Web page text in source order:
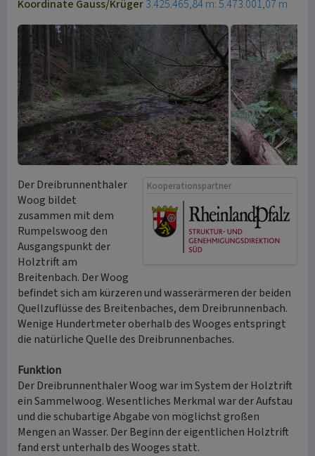
Koordinate Gauss/Krüger3.425.465,84 m: 5.473.001,07 m
Kooperationspartner
Der Dreibrunnenthaler
Woog bildet
zusammen mit dem
Rumpelswoog den
Ausgangspunkt der
Holztrift am
Breitenbach. Der Woog
befindet sich am kürzeren und wasserärmeren der beiden
Quellzuflüsse des Breitenbaches, dem Dreibrunnenbach.
Wenige Hundertmeter oberhalb des Wooges entspringt
die natürliche Quelle des Dreibrunnenbaches.
Funktion
Der Dreibrunnenthaler Woog war im System der Holztrift
ein Sammelwoog. Wesentliches Merkmal war der Aufstau
und die schubartige Abgabe von möglichst großen
Mengen an Wasser. Der Beginn der eigentlichen Holztrift
fand erst unterhalb des Wooges statt.